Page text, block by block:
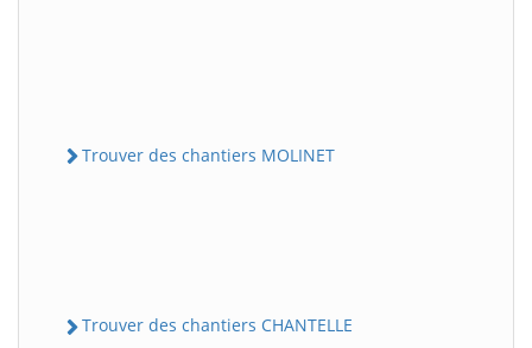
Trouver des chantiers MOLINET
Trouver des chantiers CHANTELLE